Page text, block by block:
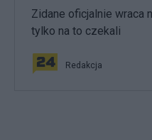
Zidane oficjalnie wraca
tylko na to czekali
Redakcja